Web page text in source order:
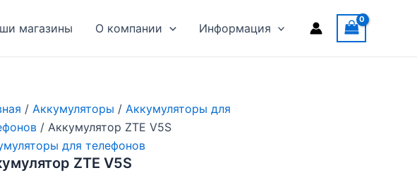
магазины О компании Информация
/ Аккумуляторы / Аккумуляторы для
/ Аккумулятор ZTE V5S
для телефонов
ZTE V5S